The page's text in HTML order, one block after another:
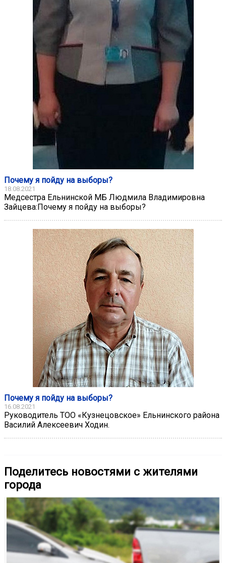
Почему я пойду на выборы?
18.08.2021
Медсестра Ельнинской МБ Людмила Владимировна
Зайцева:Почему я пойду на выборы?
Почему я пойду на выборы?
16.08.2021
Руководитель ТОО «Кузнецовское» Ельнинского района
Василий Алексеевич Ходин.
Поделитесь новостями с жителями
города